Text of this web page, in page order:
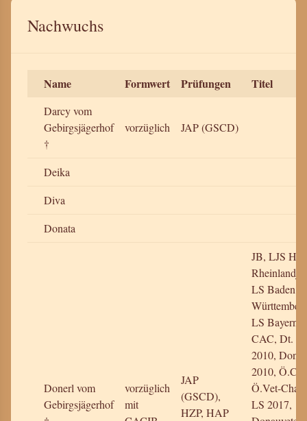
Nachwuchs
Name Formwert Prüfungen Titel
Darcy vom
Gebirgsjägerhof
†
vorzüglich JAP (GSCD)
Deika
Diva
Donata
Donerl vom
Gebirgsjägerhof
vorzüglich
mit
JAP
(GSCD),
HZP, HAP
JB, LJS
LS Baden
LS Bayern
CAC, Dt.
2010,
2010,
Ö.Vet-
LS 2017,